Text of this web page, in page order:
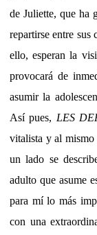
de Juliette, que ha
repartirse entre sus
ello, esperan la
provocará de
asumir la
Así pues, LES
vitalista y al
un lado se
adulto que asume
para mí lo más
con una